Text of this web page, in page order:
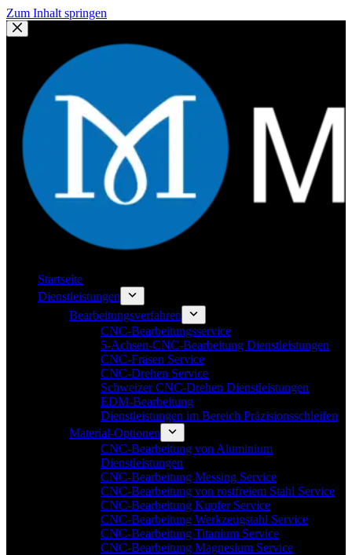
Zum Inhalt springen
Startseite
Dienstleistungen
Bearbeitungsverfahren
CNC-Bearbeitungsservice
5-Achsen-CNC-Bearbeitung Dienstleistungen
CNC-Fräsen Service
CNC-Drehen Service
Schweizer CNC-Drehen Dienstleistungen
EDM-Bearbeitung
Dienstleistungen im Bereich Präzisionsschleifen
Material-Optionen
CNC-Bearbeitung von Aluminium
Dienstleistungen
CNC-Bearbeitung Messing Service
CNC-Bearbeitung von rostfreiem Stahl Service
CNC-Bearbeitung Kupfer Service
CNC-Bearbeitung Werkzeugstahl Service
CNC-Bearbeitung Titanium Service
CNC-Bearbeitung Magnesium Service